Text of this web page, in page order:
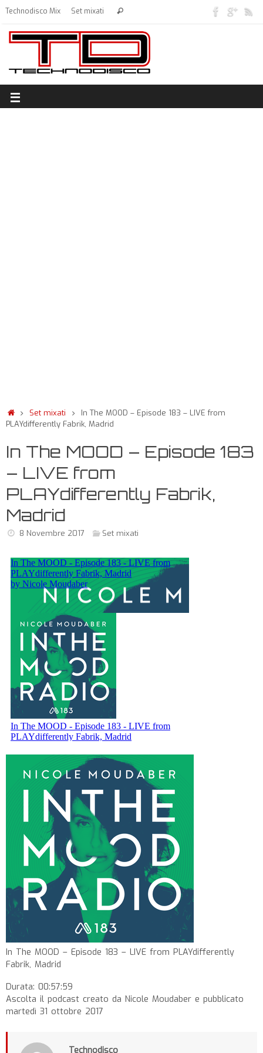
Technodisco Mix Set mixati
Set mixati
In The MOOD – Episode 183 – LIVE from
PLAYdifferently Fabrik, Madrid
In The MOOD – Episode 183
– LIVE from
PLAYdifferently Fabrik,
Madrid
8 Novembre 2017 Set mixati
In The MOOD – Episode 183 – LIVE from PLAYdifferently
Fabrik, Madrid
Durata: 00:57:59
Ascolta il podcast creato da Nicole Moudaber e pubblicato
martedì 31 ottobre 2017
Technodisco